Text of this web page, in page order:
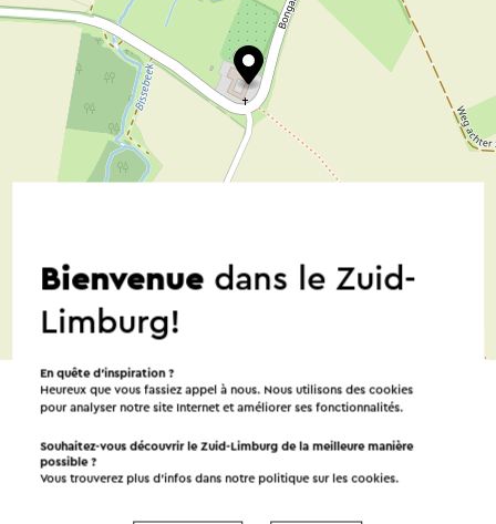
Envoyez un mail
Bienvenuedans le Zuid-
Limburg!
En quête d’inspiration ?
Heureux que vous fassiez appel à nous. Nous utilisons des cookies
pour analyser notre site Internet et améliorer ses fonctionnalités.
Souhaitez-vous découvrir le Zuid-Limburg de la meilleure manière
possible ?
Vous trouverez plus d’infos dans notre politique sur lescookies.